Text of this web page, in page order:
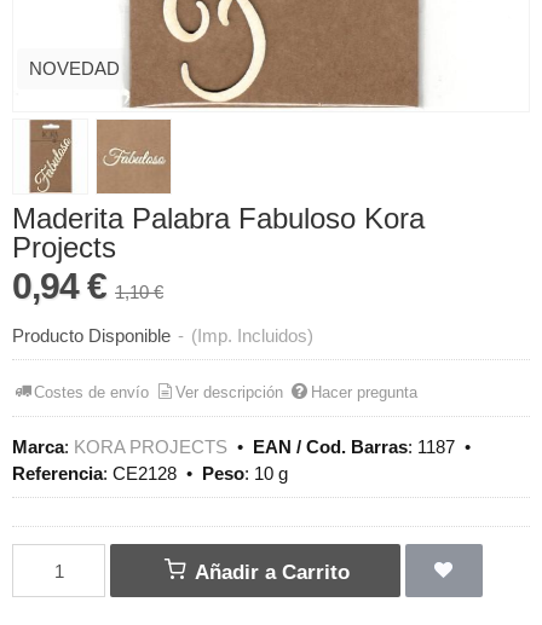
NOVEDAD
Maderita Palabra Fabuloso Kora
Projects
0,94 € 1,10 €
Producto Disponible - (Imp. Incluidos)
Costes de envío Ver descripción Hacer pregunta
Marca: KORA PROJECTS • EAN / Cod. Barras: 1187 •
Referencia: CE2128 • Peso: 10 g
Añadir a Carrito